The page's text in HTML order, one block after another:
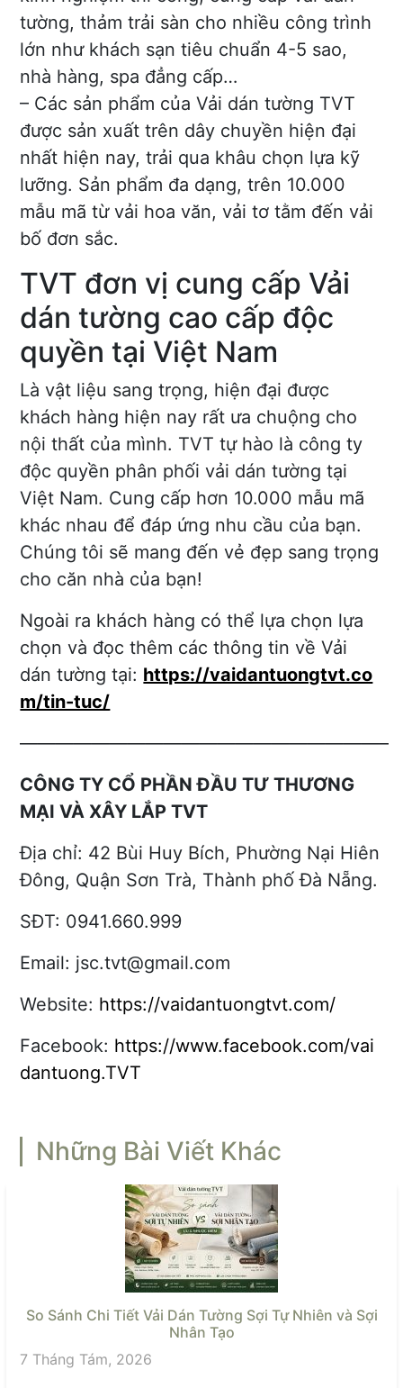
tường, thảm trải sàn cho nhiều công trình
lớn như khách sạn tiêu chuẩn 4-5 sao,
nhà hàng, spa đẳng cấp…
– Các sản phẩm của Vải dán tường TVT
được sản xuất trên dây chuyền hiện đại
nhất hiện nay, trải qua khâu chọn lựa kỹ
lưỡng. Sản phẩm đa dạng, trên 10.000
mẫu mã từ vải hoa văn, vải tơ tằm đến vải
bố đơn sắc.
TVT đơn vị cung cấp Vải
dán tường cao cấp độc
quyền tại Việt Nam
Là vật liệu sang trọng, hiện đại được
khách hàng hiện nay rất ưa chuộng cho
nội thất của mình. TVT tự hào là công ty
độc quyền phân phối vải dán tường tại
Việt Nam. Cung cấp hơn 10.000 mẫu mã
khác nhau để đáp ứng nhu cầu của bạn.
Chúng tôi sẽ mang đến vẻ đẹp sang trọng
cho căn nhà của bạn!
Ngoài ra khách hàng có thể lựa chọn lựa
chọn và đọc thêm các thông tin về Vải
dán tường tại: https://vaidantuongtvt.co
m/tin-tuc/
————————————————————–
CÔNG TY CỔ PHẦN ĐẦU TƯ THƯƠNG
MẠI VÀ XÂY LẮP TVT
Địa chỉ: 42 Bùi Huy Bích, Phường Nại Hiên
Đông, Quận Sơn Trà, Thành phố Đà Nẵng.
SĐT: 0941.660.999
Email: jsc.tvt@gmail.com
Website: https://vaidantuongtvt.com/
Facebook: https://www.facebook.com/vai
dantuong.TVT
Những Bài Viết Khác
So Sánh Chi Tiết Vải Dán Tường Sợi Tự Nhiên và Sợi
Nhân Tạo
7 Tháng Tám, 2026